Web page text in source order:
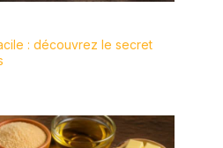
: découvrez le secret